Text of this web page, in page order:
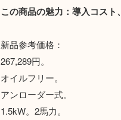
この商品の魅力：導入コス
新品参考価格：
267,289円。
オイルフリー。
アンローダー式。
1.5kW。2馬力。